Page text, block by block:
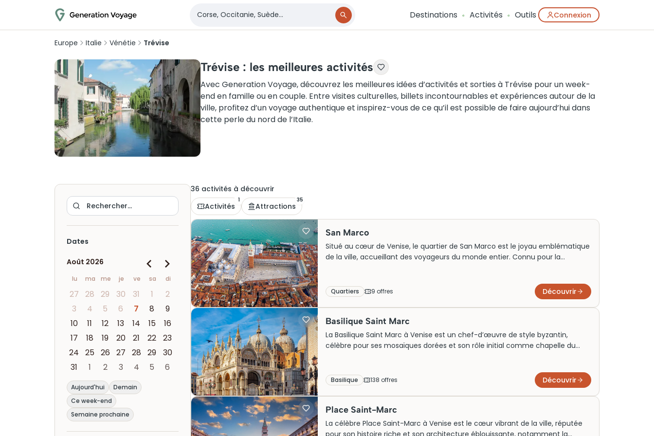
Destinations Activités Outils Connexion
Europe Italie Vénétie Trévise
Trévise : les meilleures activités
Avec Generation Voyage, découvrez les meilleures idées d’activités et sorties à Trévise pour un week-
end en famille ou en couple. Entre visites culturelles, billets incontournables et expériences autour de la
ville, profitez d’un voyage authentique et inspirez-vous de ce qu’il est possible de faire aujourd’hui dans
cette perle du nord de l’Italie.
Dates
Août 2026
lu ma me je ve sa di
27 28 29 30 31 1
2
3
4 5 6 7 8
9
10
11 12 13 14 15
16
17
18 19 20 21 22
23
24
25 26 27 28 29
30
31
1 2 3 4 5 6
Aujourd'hui
Demain
Ce week-end
Semaine prochaine
36 activités à découvrir
Activités
1
Attractions
35
San Marco
Situé au cœur de Venise, le quartier de San Marco est le joyau emblématique
de la ville, accueillant des voyageurs du monde entier. Connu pour la
San Marco séduit par son ambiance élégante et ses boutiques de luxe. Une
visite incontournable pour découvrir l’âme historique et culturelle de Venise.
Quartiers 9 offres Découvrir
Basilique Saint Marc
La Basilique Saint Marc à Venise est un chef-d’œuvre de style byzantin,
célèbre pour ses mosaïques dorées et son rôle initial comme chapelle du
billets pour une visite agréable. En explorant ses merveilles, on plonge dans
l’âme et le passé de la ville, capturant l’essence d’une époque révolue.
Basilique 138 offres Découvrir
Place Saint-Marc
La célèbre Place Saint-Marc à Venise est le cœur vibrant de la ville, réputée
pour son histoire riche et son architecture éblouissante, notamment la